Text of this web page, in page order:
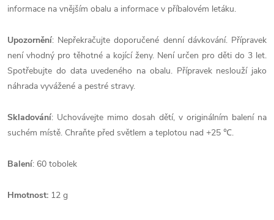
informace na vnějším obalu a informace v příbalovém letáku.
Upozornění: Nepřekračujte doporučené denní dávkování. Přípravek
není vhodný pro těhotné a kojící ženy. Není určen pro děti do 3 let.
Spotřebujte do data uvedeného na obalu. Přípravek neslouží jako
náhrada vyvážené a pestré stravy.
Skladování: Uchovávejte mimo dosah dětí, v originálním balení na
suchém místě. Chraňte před světlem a teplotou nad +25 ℃.
Balení: 60 tobolek
Hmotnost: 12 g